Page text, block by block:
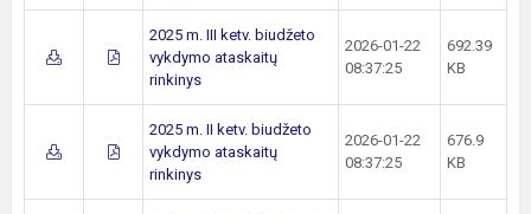
2025 m. III ketv. biudžeto
vykdymo ataskaitų
rinkinys
2026-01-22
08:37:25
692.39
KB
2025 m. II ketv. biudžeto
vykdymo ataskaitų
rinkinys
2026-01-22
08:37:25
676.9
KB